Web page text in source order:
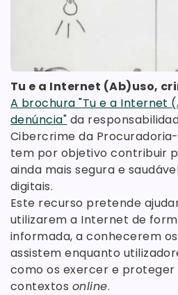
Tu e a Internet (Ab)uso,
A brochura "Tu e a Internet
denúncia" da
Cibercrime da
tem por objetivo contribuir
ainda mais segura e
digitais.
Este recurso pretende
utilizarem a Internet de
informada, a conhecerem
assistem enquanto
como os exercer e
contextos online.